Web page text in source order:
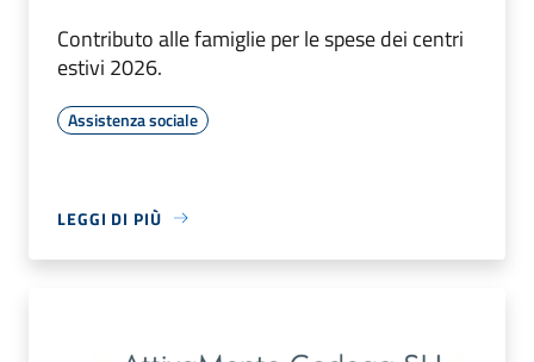
Contributo alle famiglie per le spese dei centri
estivi 2026.
Assistenza sociale
LEGGI DI PIÙ